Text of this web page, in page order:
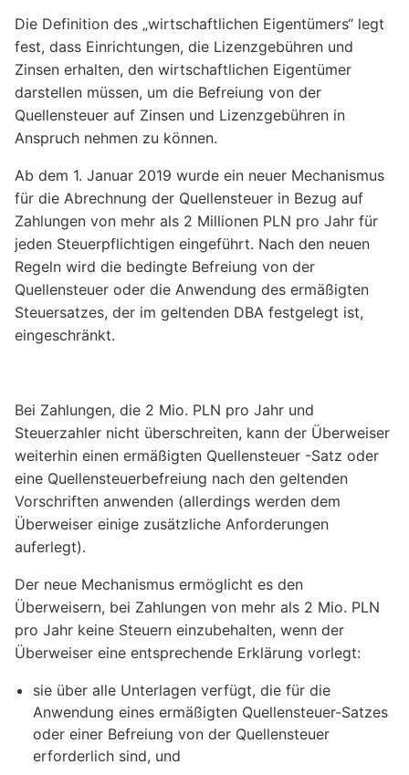
Die Definition des „wirtschaftlichen Eigentümers“ legt
fest, dass Einrichtungen, die Lizenzgebühren und
Zinsen erhalten, den wirtschaftlichen Eigentümer
darstellen müssen, um die Befreiung von der
Quellensteuer auf Zinsen und Lizenzgebühren in
Anspruch nehmen zu können.
Ab dem 1. Januar 2019 wurde ein neuer Mechanismus
für die Abrechnung der Quellensteuer in Bezug auf
Zahlungen von mehr als 2 Millionen PLN pro Jahr für
jeden Steuerpflichtigen eingeführt. Nach den neuen
Regeln wird die bedingte Befreiung von der
Quellensteuer oder die Anwendung des ermäßigten
Steuersatzes, der im geltenden DBA festgelegt ist,
eingeschränkt.
Bei Zahlungen, die 2 Mio. PLN pro Jahr und
Steuerzahler nicht überschreiten, kann der Überweiser
weiterhin einen ermäßigten Quellensteuer -Satz oder
eine Quellensteuerbefreiung nach den geltenden
Vorschriften anwenden (allerdings werden dem
Überweiser einige zusätzliche Anforderungen
auferlegt).
Der neue Mechanismus ermöglicht es den
Überweisern, bei Zahlungen von mehr als 2 Mio. PLN
pro Jahr keine Steuern einzubehalten, wenn der
Überweiser eine entsprechende Erklärung vorlegt:
sie über alle Unterlagen verfügt, die für die
Anwendung eines ermäßigten Quellensteuer-Satzes
oder einer Befreiung von der Quellensteuer
erforderlich sind, und